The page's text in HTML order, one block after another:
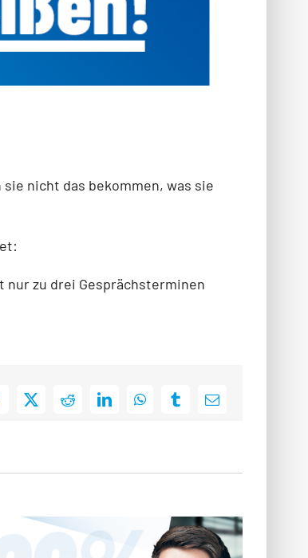
nicht das bekommen, was sie
zu drei Gesprächsterminen
X RedditLinkedInWhatsAppTumblrE-